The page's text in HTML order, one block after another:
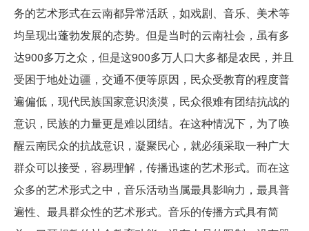
务的艺术形式在云南都异常活跃，如戏剧、音乐、美术等
均呈现出蓬勃发展的态势。但是当时的云南社会，虽有多
达900多万之众，但是这900多万人口大多都是农民，并且
受困于地处边疆，交通不便等原因，民众受教育的程度普
遍偏低，现代民族国家意识淡漠，民众很难有团结抗战的
意识，民族的力量更是难以团结。在这种情况下，为了唤
醒云南民众的抗战意识，凝聚民心，就必须采取一种广大
群众可以接受，容易理解，传播迅速的艺术形式。而在这
众多的艺术形式之中，音乐活动当属最具影响力，最具普
遍性、最具群众性的艺术形式。音乐的传播方式具有简